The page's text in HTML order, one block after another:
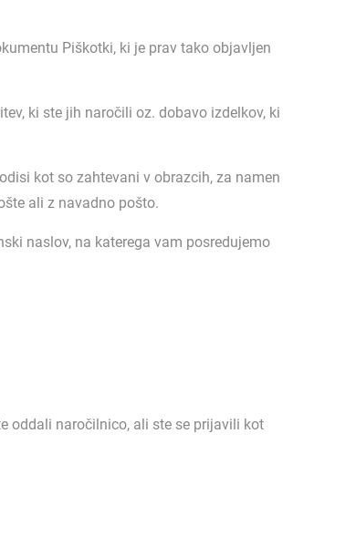
Piškotki, ki je prav tako objavljen
ki ste jih naročili oz. dobavo izdelkov, ki
kot so zahtevani v obrazcih, za namen
ali z navadno pošto.
naslov, na katerega vam posredujemo
oddali naročilnico, ali ste se prijavili kot